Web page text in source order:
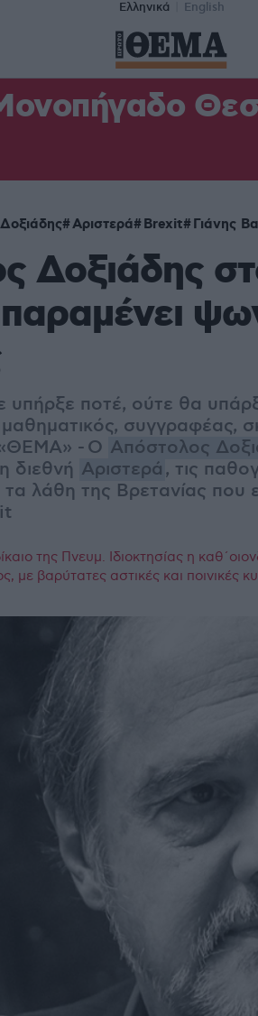
Ελληνικά English
Αριστερά Brexit Γιάνης
Δοξιάδης
ποτέ, ούτε θα
συγγραφέας,
«ΘΕΜΑ» - Ο Απόστολος
διεθνή Αριστερά , τις
λάθη της Βρετανίας που
της Πνευμ. Ιδιοκτησίας η
με βαρύτατες αστικές και ποινικές